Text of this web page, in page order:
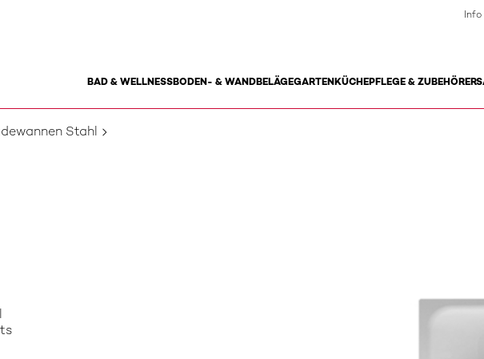
BAD & WELLNESSBODEN- & WANDBELÄGEGARTENKÜCHEPFLEGE & ZUBEHÖR
Info
Stahl